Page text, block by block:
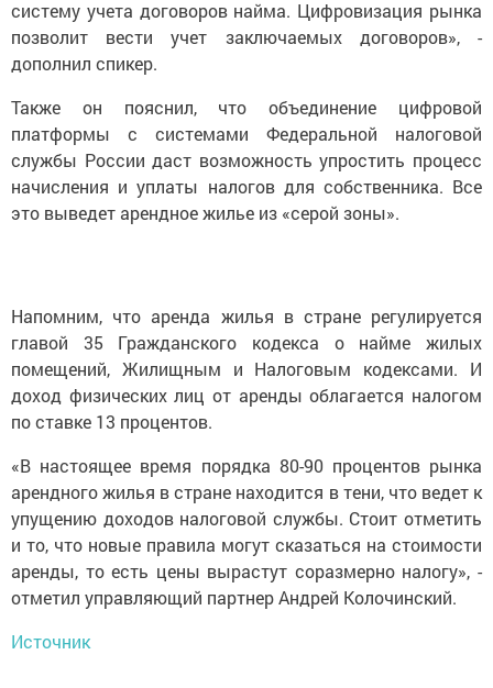
систему учета договоров найма. Цифровизация рынка
позволит вести учет заключаемых договоров», -
дополнил спикер.
Также он пояснил, что объединение цифровой
платформы с системами Федеральной налоговой
службы России даст возможность упростить процесс
начисления и уплаты налогов для собственника. Все
это выведет арендное жилье из «серой зоны».
Напомним, что аренда жилья в стране регулируется
главой 35 Гражданского кодекса о найме жилых
помещений, Жилищным и Налоговым кодексами. И
доход физических лиц от аренды облагается налогом
по ставке 13 процентов.
«В настоящее время порядка 80-90 процентов рынка
арендного жилья в стране находится в тени, что ведет к
упущению доходов налоговой службы. Стоит отметить
и то, что новые правила могут сказаться на стоимости
аренды, то есть цены вырастут соразмерно налогу», -
отметил управляющий партнер Андрей Колочинский.
Источник